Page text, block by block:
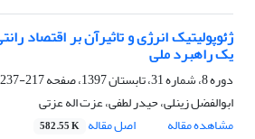
ژئوپولیتیک انرژی و تاثیرآن بر اقتصاد
یک راهبرد ملی
دوره 8، شماره 31، تابستان 1397، صفحه
217-237
ابوالفضل زینلی، حیدر لطفی، عزت اله عزتی
مشاهده مقاله
اصل مقاله 582.55 K